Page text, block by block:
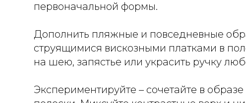
первоначальной формы.
Дополнить пляжные и повседневные
струящимися вискозными платками в
на шею, запястье или украсить ручку
Экспериментируйте – сочетайте в